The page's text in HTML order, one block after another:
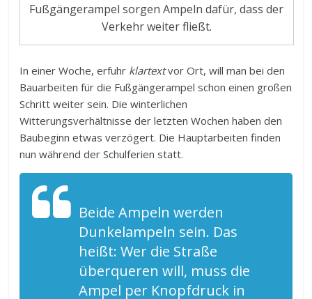
Fußgängerampel sorgen Ampeln dafür, dass der
Verkehr weiter fließt.
In einer Woche, erfuhr klartextvor Ort, will man bei den
Bauarbeiten für die Fußgängerampel schon einen großen
Schritt weiter sein. Die winterlichen
Witterungsverhältnisse der letzten Wochen haben den
Baubeginn etwas verzögert. Die Hauptarbeiten finden
nun während der Schulferien statt.
Beide Ampeln werden
Dunkelampeln sein. Das
heißt: Wer die Straße
überqueren will, muss die
Ampel per Knopfdruck in